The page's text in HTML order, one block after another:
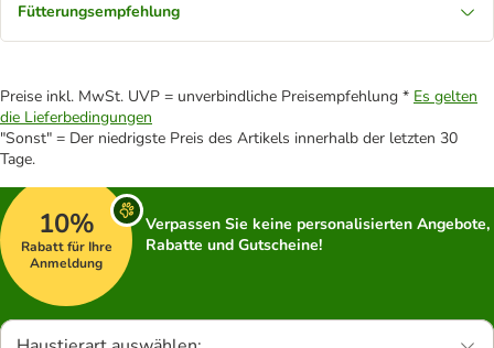
Fütterungsempfehlung
Preise inkl. MwSt. UVP = unverbindliche Preisempfehlung * Es gelten
die Lieferbedingungen
"Sonst" = Der niedrigste Preis des Artikels innerhalb der letzten 30
Tage.
10%
Rabatt für Ihre
Anmeldung
Verpassen Sie keine personalisierten Angebote,
Rabatte und Gutscheine!